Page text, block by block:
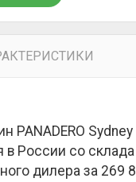
PANADERO Sydney
в России со склада
дилера за 269